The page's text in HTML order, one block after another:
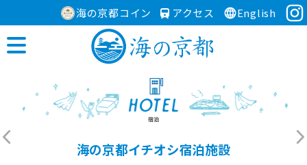
海の京都コイン アクセス English
海の京都イチオシ宿泊施設